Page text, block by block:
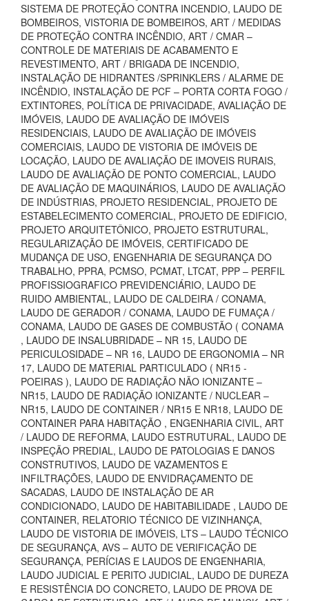
SISTEMA DE PROTEÇÃO CONTRA INCENDIO, LAUDO DE
BOMBEIROS, VISTORIA DE BOMBEIROS, ART / MEDIDAS
DE PROTEÇÃO CONTRA INCÊNDIO, ART / CMAR –
CONTROLE DE MATERIAIS DE ACABAMENTO E
REVESTIMENTO, ART / BRIGADA DE INCENDIO,
INSTALAÇÃO DE HIDRANTES /SPRINKLERS / ALARME DE
INCÊNDIO, INSTALAÇÃO DE PCF – PORTA CORTA FOGO /
EXTINTORES, POLÍTICA DE PRIVACIDADE, AVALIAÇÃO DE
IMÓVEIS, LAUDO DE AVALIAÇÃO DE IMÓVEIS
RESIDENCIAIS, LAUDO DE AVALIAÇÃO DE IMÓVEIS
COMERCIAIS, LAUDO DE VISTORIA DE IMÓVEIS DE
LOCAÇÃO, LAUDO DE AVALIAÇÃO DE IMOVEIS RURAIS,
LAUDO DE AVALIAÇÃO DE PONTO COMERCIAL, LAUDO
DE AVALIAÇÃO DE MAQUINÁRIOS, LAUDO DE AVALIAÇÃO
DE INDÚSTRIAS, PROJETO RESIDENCIAL, PROJETO DE
ESTABELECIMENTO COMERCIAL, PROJETO DE EDIFICIO,
PROJETO ARQUITETÔNICO, PROJETO ESTRUTURAL,
REGULARIZAÇÃO DE IMÓVEIS, CERTIFICADO DE
MUDANÇA DE USO, ENGENHARIA DE SEGURANÇA DO
TRABALHO, PPRA, PCMSO, PCMAT, LTCAT, PPP – PERFIL
PROFISSIOGRAFICO PREVIDENCIÁRIO, LAUDO DE
RUIDO AMBIENTAL, LAUDO DE CALDEIRA / CONAMA,
LAUDO DE GERADOR / CONAMA, LAUDO DE FUMAÇA /
CONAMA, LAUDO DE GASES DE COMBUSTÃO ( CONAMA
, LAUDO DE INSALUBRIDADE – NR 15, LAUDO DE
PERICULOSIDADE – NR 16, LAUDO DE ERGONOMIA – NR
17, LAUDO DE MATERIAL PARTICULADO ( NR15 -
POEIRAS ), LAUDO DE RADIAÇÃO NÃO IONIZANTE –
NR15, LAUDO DE RADIAÇÃO IONIZANTE / NUCLEAR –
NR15, LAUDO DE CONTAINER / NR15 E NR18, LAUDO DE
CONTAINER PARA HABITAÇÃO , ENGENHARIA CIVIL, ART
/ LAUDO DE REFORMA, LAUDO ESTRUTURAL, LAUDO DE
INSPEÇÃO PREDIAL, LAUDO DE PATOLOGIAS E DANOS
CONSTRUTIVOS, LAUDO DE VAZAMENTOS E
INFILTRAÇÕES, LAUDO DE ENVIDRAÇAMENTO DE
SACADAS, LAUDO DE INSTALAÇÃO DE AR
CONDICIONADO, LAUDO DE HABITABILIDADE , LAUDO DE
CONTAINER, RELATORIO TÉCNICO DE VIZINHANÇA,
LAUDO DE VISTORIA DE IMÓVEIS, LTS – LAUDO TÉCNICO
DE SEGURANÇA, AVS – AUTO DE VERIFICAÇÃO DE
SEGURANÇA, PERÍCIAS E LAUDOS DE ENGENHARIA,
LAUDO JUDICIAL E PERITO JUDICIAL, LAUDO DE DUREZA
E RESISTÊNCIA DO CONCRETO, LAUDO DE PROVA DE